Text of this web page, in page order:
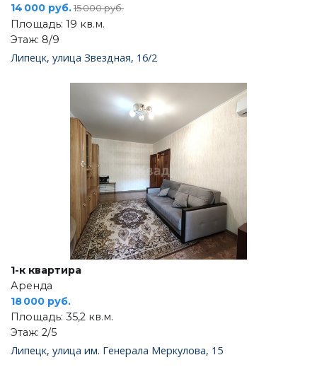
14 000 руб. 15 000 руб.
Площадь: 19 кв.м.
Этаж: 8/9
Липецк, улица Звездная, 16/2
1-к квартира
Аренда
18 000 руб.
Площадь: 35,2 кв.м.
Этаж: 2/5
Липецк, улица им. Генерала Меркулова, 15